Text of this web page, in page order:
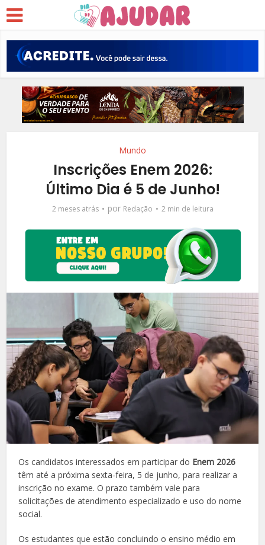
Mundo
Inscrições Enem 2026:
Último Dia é 5 de Junho!
2 meses atrás por Redação 2 min de leitura
Os candidatos interessados em participar do Enem 2026
têm até a próxima sexta-feira, 5 de junho, para realizar a
inscrição no exame. O prazo também vale para
solicitações de atendimento especializado e uso do nome
social.
Os estudantes que estão concluindo o ensino médio em